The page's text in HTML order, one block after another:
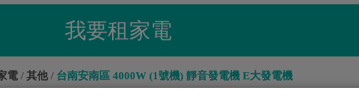
我要租家電
電 其他 台南安南區 4000W (1號機) 靜音發電機 E大發電機